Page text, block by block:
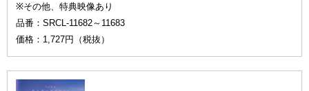
※その他、特典映像あり
品番：SRCL-11682～11683
価格：1,727円（税抜）